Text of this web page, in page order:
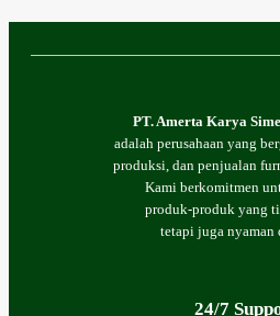
PT. Amerta Karya
adalah perusahaan yang
produksi, dan penjualan
Kami berkomitmen
produk-produk yang
tetapi juga nyaman
24/7